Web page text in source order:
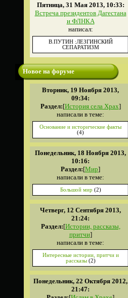
Пятница, 31 Мая 2013, 10:33:
Встреча президентов Дагестана
и ФЛНКА
написал:
В.ПУТИН :ЛЕЗГИНСКИЙ
СЕПАРАТИЗМ
Новое на форуме
Вторник, 19 Ноября 2013,
09:34:
Раздел:[История села Храх]
написали в теме:
Основание и исторические факты
(4)
Понедельник, 18 Ноября 2013,
10:16:
Раздел:[Мир]
написали в теме:
Большой мир (2)
Четверг, 12 Сентября 2013,
21:24:
Раздел:[Истории, рассказы,
притчи]
написали в теме:
Интересные истории, притчи и
рассказы (2)
Понедельник, 22 Октября 2012,
21:47: